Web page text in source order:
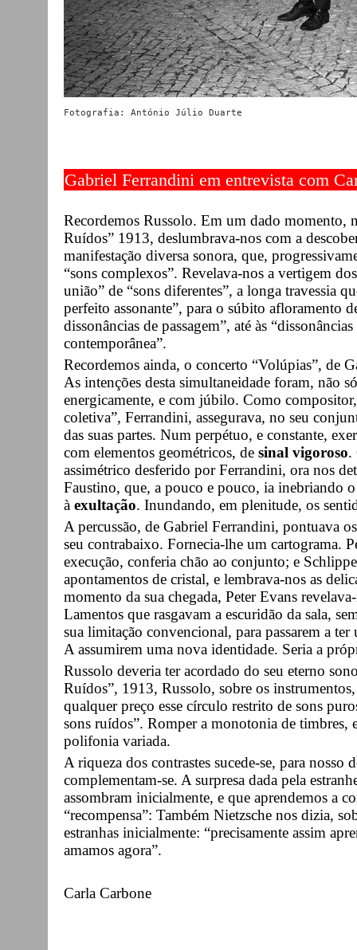
Fotografia: António Júlio Duarte
Gabriel Ferrandini em entrevista com
Recordemos Russolo. Em um dado momento,
Ruídos” 1913, deslumbrava-nos com a
manifestação diversa sonora, que,
“sons complexos”. Revelava-nos a vertigem
união” de “sons diferentes”, a longa travessia
perfeito assonante”, para o súbito afloramento
dissonâncias de passagem”, até às
contemporânea”.
Recordemos ainda, o concerto “Volúpias”, de
As intenções desta simultaneidade foram, não
energicamente, e com júbilo. Como
coletiva”, Ferrandini, assegurava, no seu
das suas partes. Num perpétuo, e constante,
com elementos geométricos, de sinal vigoroso.
assimétrico desferido por Ferrandini, ora nos
Faustino, que, a pouco e pouco, ia inebriando
à exultação. Inundando, em plenitude, os
A percussão, de Gabriel Ferrandini, pontuava
seu contrabaixo. Fornecia-lhe um cartograma.
execução, conferia chão ao conjunto; e
apontamentos de cristal, e lembrava-nos as
momento da sua chegada, Peter Evans
Lamentos que rasgavam a escuridão da sala,
sua limitação convencional, para passarem a
A assumirem uma nova identidade. Seria a
Russolo deveria ter acordado do seu eterno
Ruídos”, 1913, Russolo, sobre os
qualquer preço esse círculo restrito de sons
sons ruídos”. Romper a monotonia de timbres,
polifonia variada.
A riqueza dos contrastes sucede-se, para
complementam-se. A surpresa dada pela
assombram inicialmente, e que aprendemos a
“recompensa”: Também Nietzsche nos dizia,
estranhas inicialmente: “precisamente assim
amamos agora”.
Carla Carbone